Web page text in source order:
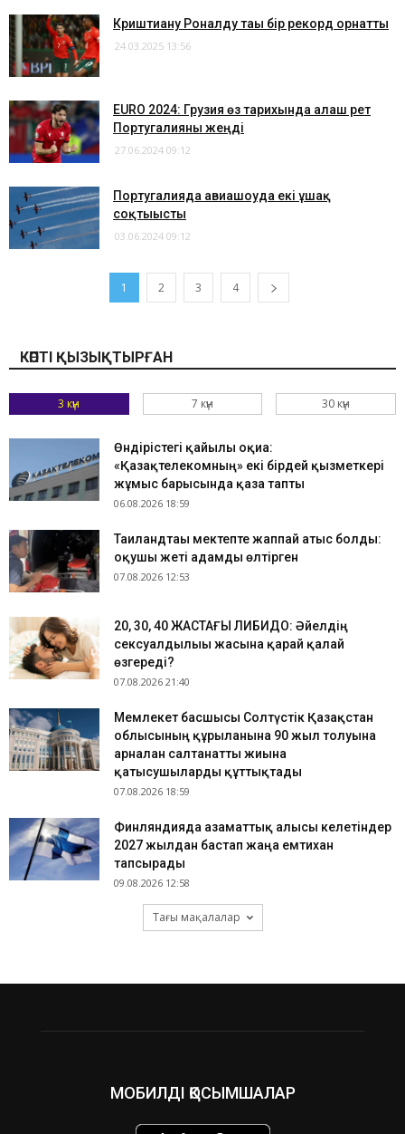
​Криштиану Роналду тағы бір рекорд орнатты
24.03.2025 13:56
EURO 2024: Грузия өз тарихында алғаш рет
Португалияны жеңді
27.06.2024 09:12
Португалияда авиашоуда екі ұшақ
соқтығысты
03.06.2024 09:12
1 2 3 4
КӨПТІ ҚЫЗЫҚТЫРҒАН
3 күн 7 күн 30 күн
Өндірістегі қайғылы оқиға:
«Қазақтелекомның» екі бірдей қызметкері
жұмыс барысында қаза тапты
06.08.2026 18:59
Таиландтағы мектепте жаппай атыс болды:
оқушы жеті адамды өлтірген
07.08.2026 12:53
​20, 30, 40 ЖАСТАҒЫ ЛИБИДО: Әйелдің
сексуалдылығы жасына қарай қалай
өзгереді?
07.08.2026 21:40
Мемлекет басшысы Солтүстік Қазақстан
облысының құрылғанына 90 жыл толуына
арналған салтанатты жиынға
қатысушыларды құттықтады
07.08.2026 18:59
Финляндияда азаматтық алғысы келетіндер
2027 жылдан бастап жаңа емтихан
тапсырады
09.08.2026 12:58
Тағы мақалалар
МОБИЛДІ ҚОСЫМШАЛАР